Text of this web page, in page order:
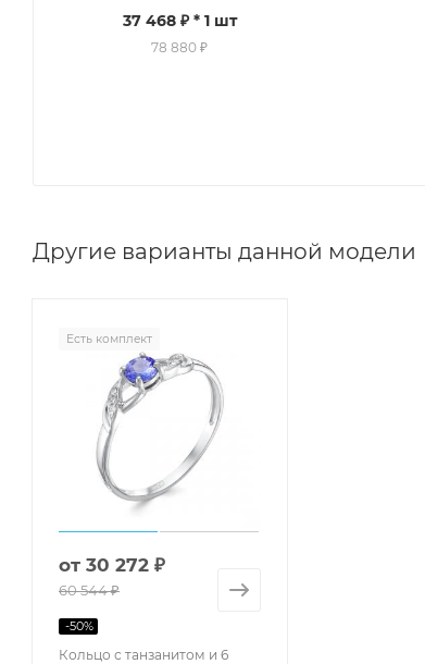
37 468 ₽* 1 шт
78 880 ₽
Другие варианты данной модели
Есть комплект
Кольцо с танзанитом и 6
от 30 272 ₽
60 544 ₽
-50%